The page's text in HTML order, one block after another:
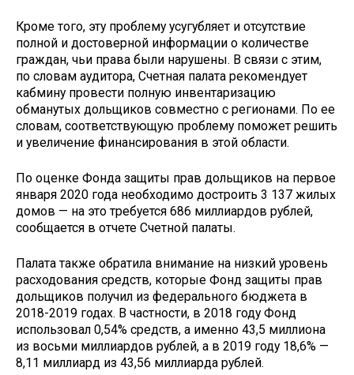
Кроме того, эту проблему усугубляет и отсутствие
полной и достоверной информации о количестве
граждан, чьи права были нарушены. В связи с этим,
по словам аудитора, Счетная палата рекомендует
кабмину провести полную инвентаризацию
обманутых дольщиков совместно с регионами. По ее
словам, соответствующую проблему поможет решить
и увеличение финансирования в этой области.
По оценке Фонда защиты прав дольщиков на первое
января 2020 года необходимо достроить 3 137 жилых
домов — на это требуется 686 миллиардов рублей,
сообщается в отчете Счетной палаты.
Палата также обратила внимание на низкий уровень
расходования средств, которые Фонд защиты прав
дольщиков получил из федерального бюджета в
2018-2019 годах. В частности, в 2018 году Фонд
использовал 0,54% средств, а именно 43,5 миллиона
из восьми миллиардов рублей, а в 2019 году 18,6% —
8,11 миллиард из 43,56 миллиарда рублей.